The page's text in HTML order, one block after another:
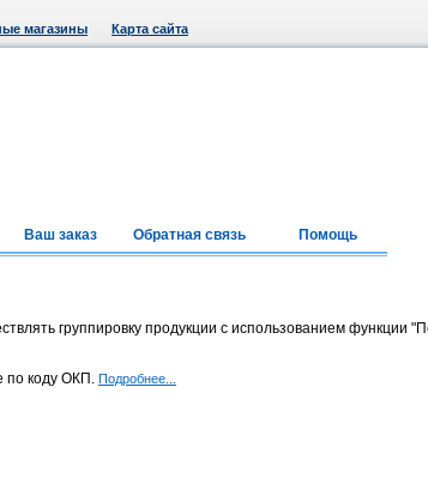
магазины Карта сайта
Ваш заказ Обратная связь Помощь
группировку продукции с использованием функции
по коду ОКП. Подробнее...